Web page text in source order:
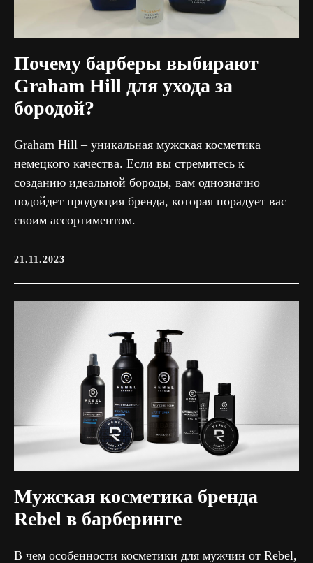
Почему барберы выбирают
Graham Hill для ухода за
бородой?
Graham Hill – уникальная мужская косметика
немецкого качества. Если вы стремитесь к
созданию идеальной бороды, вам однозначно
подойдет продукция бренда, которая порадует вас
своим ассортиментом.
21.11.2023
Мужская косметика бренда
Rebel в барберинге
В чем особенности косметики для мужчин от Rebel,